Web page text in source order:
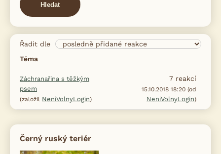
Hledat
Řadit dle
Téma
Záchranařina s těžkým
psem
(založil NeniVolnyLogin)
7 reakcí
15.10.2018 18:20 (od
NeniVolnyLogin)
Černý ruský teriér